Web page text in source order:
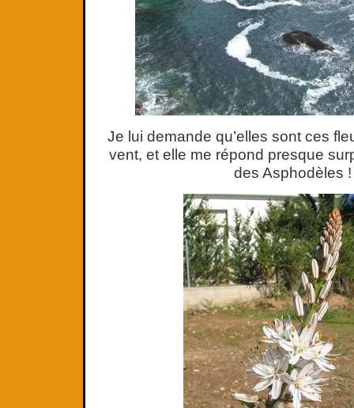
Je lui demande qu’elles sont ces
vent, et elle me répond presque
des Asphodèles !